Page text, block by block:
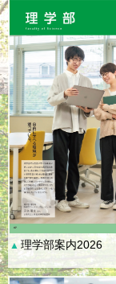
▲理学部案内2026